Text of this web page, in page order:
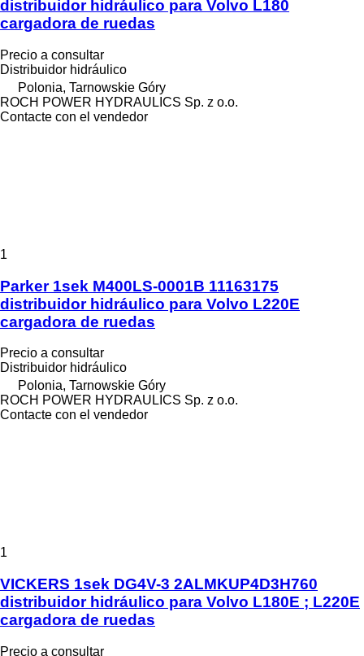
distribuidor hidráulico para Volvo L180
cargadora de ruedas
Precio a consultar
Distribuidor hidráulico
Polonia, Tarnowskie Góry
ROCH POWER HYDRAULICS Sp. z o.o.
Contacte con el vendedor
1
Parker 1sek M400LS-0001B 11163175
distribuidor hidráulico para Volvo L220E
cargadora de ruedas
Precio a consultar
Distribuidor hidráulico
Polonia, Tarnowskie Góry
ROCH POWER HYDRAULICS Sp. z o.o.
Contacte con el vendedor
1
VICKERS 1sek DG4V-3 2ALMKUP4D3H760
distribuidor hidráulico para Volvo L180E ; L220E
cargadora de ruedas
Precio a consultar